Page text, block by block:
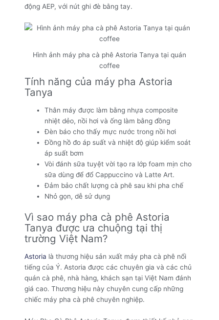
động AEP, với nút ghi đè bằng tay.
Hình ảnh máy pha cà phê Astoria Tanya tại quán
coffee
Tính năng của máy pha Astoria
Tanya
Thân máy được làm bằng nhựa composite
nhiệt dẻo, nồi hơi và ống làm bằng đồng
Đèn báo cho thấy mực nước trong nồi hơi
Đồng hồ đo áp suất và nhiệt độ giúp kiểm soát
áp suất bơm
Vòi đánh sữa tuyệt vời tạo ra lớp foam mịn cho
sữa dùng để đổ Cappuccino và Latte Art.
Đảm bảo chất lượng cà phê sau khi pha chế
Nhỏ gọn, dễ sử dụng
Vì sao máy pha cà phê Astoria
Tanya được ưa chuộng tại thị
trường Việt Nam?
Astoria là thương hiệu sản xuất máy pha cà phê nổi
tiếng của Ý. Astoria được các chuyên gia và các chủ
quán cà phê, nhà hàng, khách sạn tại Việt Nam đánh
giá cao. Thương hiệu này chuyên cung cấp những
chiếc máy pha cà phê chuyên nghiệp.